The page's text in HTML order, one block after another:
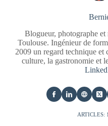
Blogueur, photographe et
Toulouse. Ingénieur de
2009 un regard technique et
culture, la gastronomie et
ARTICLES: